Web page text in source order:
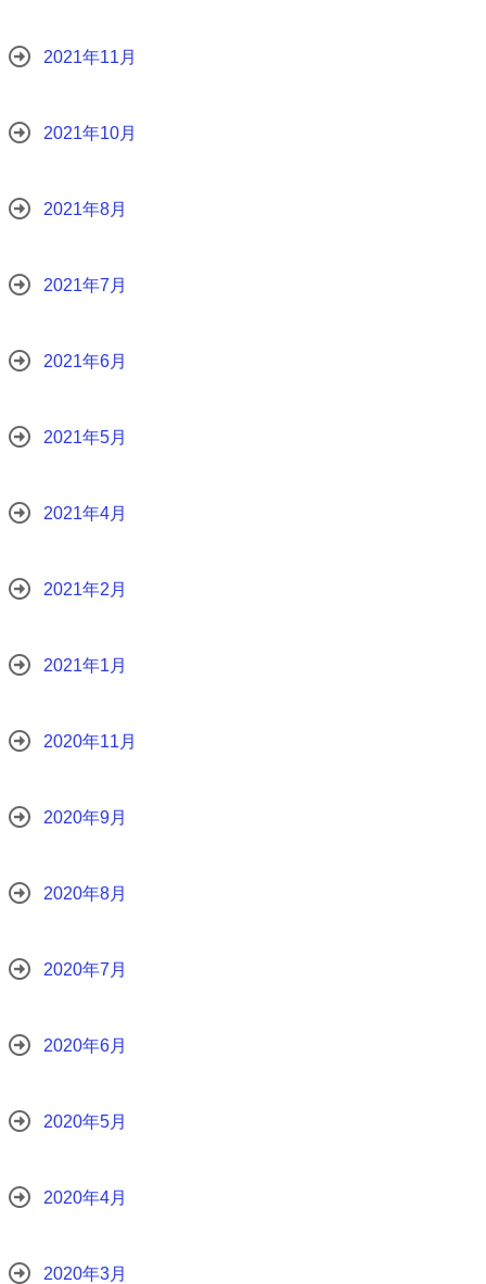
2021年11月
2021年10月
2021年8月
2021年7月
2021年6月
2021年5月
2021年4月
2021年2月
2021年1月
2020年11月
2020年9月
2020年8月
2020年7月
2020年6月
2020年5月
2020年4月
2020年3月